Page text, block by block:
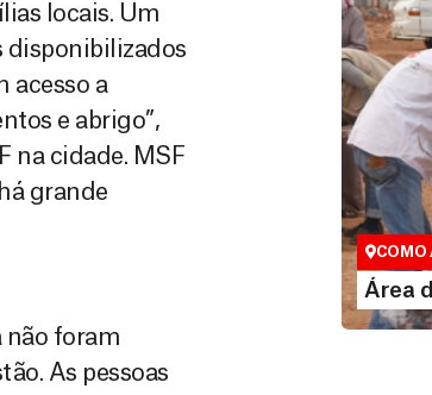
locais. Um
disponibilizados
acesso a
e abrigo”,
na cidade. MSF
grande
não foram
As pessoas
Área
Espaço
COMO
Área